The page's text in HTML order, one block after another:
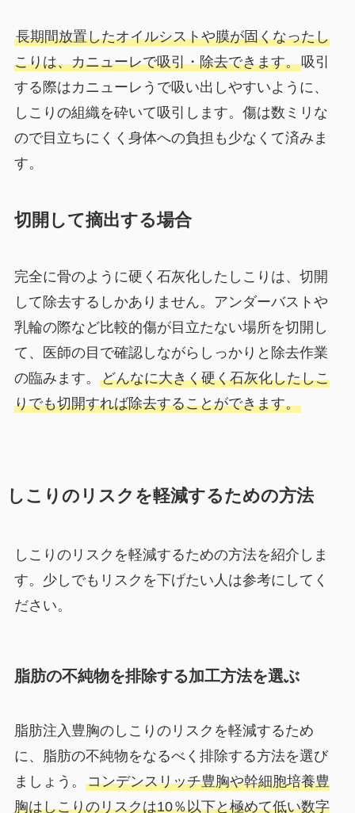
長期間放置したオイルシストや膜が固くなったし
こりは、カニューレで吸引・除去できます。吸引
する際はカニューレうで吸い出しやすいように、
しこりの組織を砕いて吸引します。傷は数ミリな
ので目立ちにくく身体への負担も少なくて済みま
す。
切開して摘出する場合
完全に骨のように硬く石灰化したしこりは、切開
して除去するしかありません。アンダーバストや
乳輪の際など比較的傷が目立たない場所を切開し
て、医師の目で確認しながらしっかりと除去作業
の臨みます。 どんなに大きく硬く石灰化したしこ
りでも切開すれば除去することができます。
しこりのリスクを軽減するための方法
しこりのリスクを軽減するための方法を紹介しま
す。少しでもリスクを下げたい人は参考にしてく
ださい。
脂肪の不純物を排除する加工方法を選ぶ
脂肪注入豊胸のしこりのリスクを軽減するため
に、脂肪の不純物をなるべく排除する方法を選び
ましょう。 コンデンスリッチ豊胸や幹細胞培養豊
胸はしこりのリスクは10％以下と極めて低い数字